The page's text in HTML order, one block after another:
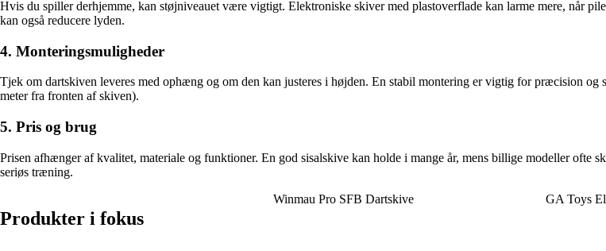
Hvis du spiller derhjemme, kan støjniveauet være vigtigt. Elektroniske skiver med plastoverflade kan larme mere, når
kan også reducere lyden.
4. Monteringsmuligheder
Tjek om dartskiven leveres med ophæng og om den kan justeres i højden. En stabil montering er vigtig for præcision
meter fra fronten af skiven).
5. Pris og brug
Prisen afhænger af kvalitet, materiale og funktioner. En god sisalskive kan holde i mange år, mens billige modeller
seriøs træning.
Produkter i fokus
Winmau Pro SFB Dartskive GA Toys